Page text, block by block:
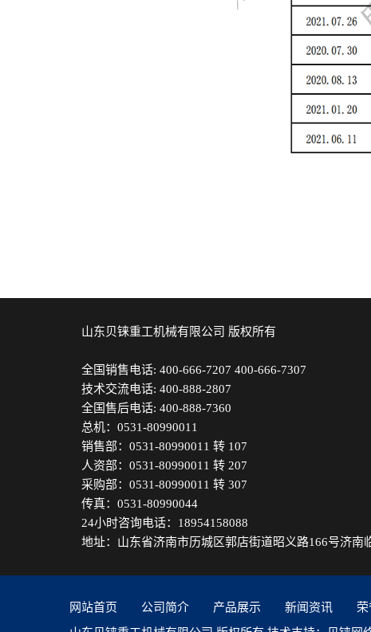
山东贝铼重工机械有限公司 版权所有
全国销售电话: 400-666-7207 400-666-7307
技术交流电话: 400-888-2807
全国售后电话: 400-888-7360
总机： 0531-80990011
销售部： 0531-80990011 转 107
人资部： 0531-80990011 转 207
采购部： 0531-80990011 转 307
传真： 0531-80990044
24小时咨询电话： 18954158088
地址：山东省济南市历城区郭店街道昭义路166号济
网站首页 公司简介 产品展示 新闻资讯